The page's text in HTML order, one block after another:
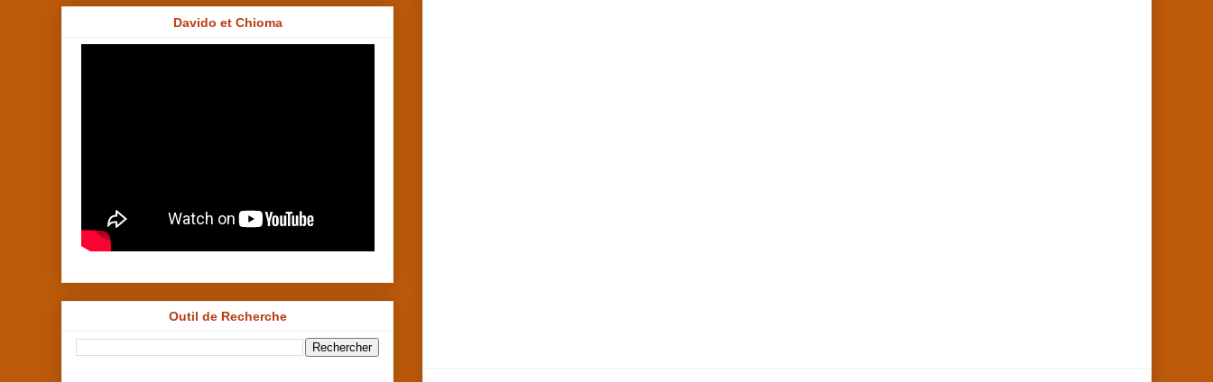
Davido et Chioma
Outil de Recherche